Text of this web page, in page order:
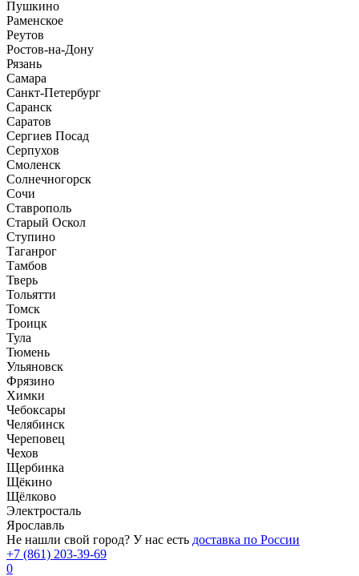
Пушкино
Раменское
Реутов
Ростов-на-Дону
Рязань
Самара
Санкт-Петербург
Саранск
Саратов
Сергиев Посад
Серпухов
Смоленск
Солнечногорск
Сочи
Ставрополь
Старый Оскол
Ступино
Таганрог
Тамбов
Тверь
Тольятти
Томск
Троицк
Тула
Тюмень
Ульяновск
Фрязино
Химки
Чебоксары
Челябинск
Череповец
Чехов
Щербинка
Щёкино
Щёлково
Электросталь
Ярославль
Не нашли свой город? У нас есть доставка по России
+7 (861) 203-39-69
0